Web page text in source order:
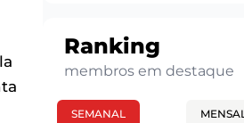
Ranking
membros em destaque
SEMANAL MENSAL